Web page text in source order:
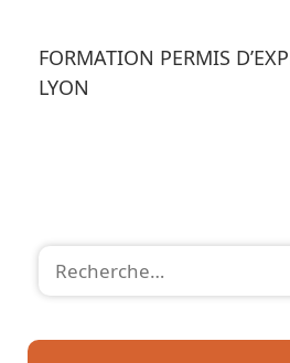
FORMATION PERMIS
LYON